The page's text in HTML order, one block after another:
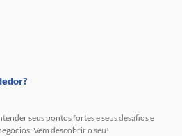
seus pontos fortes e seus desafios e
Vem descobrir o seu!